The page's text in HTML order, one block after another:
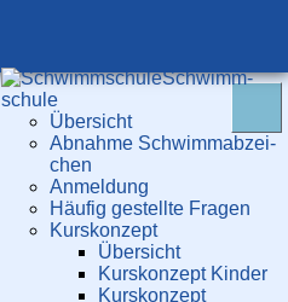
Schwimm­
schule
Übersicht
Ab­nah­me Schwimm­ab­zei­
chen
Anmeldung
Häufig gestellte Fragen
Kurs­konzept
Übersicht
Kurskonzept Kinder
Kurskonzept